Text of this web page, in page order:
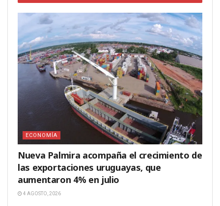
ECONOMÍA
Nueva Palmira acompaña el crecimiento de
las exportaciones uruguayas, que
aumentaron 4% en julio
4 AGOSTO, 2026